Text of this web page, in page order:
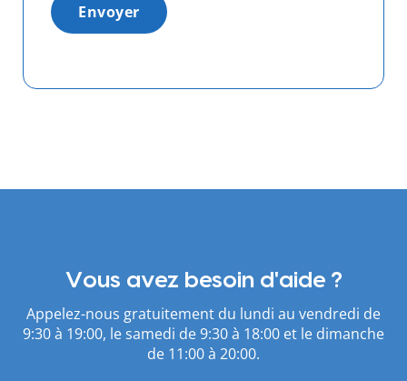
Envoyer
Vous avez besoin d'aide ?
Appelez-nous gratuitement du lundi au vendredi de
9:30 à 19:00, le samedi de 9:30 à 18:00 et le dimanche
de 11:00 à 20:00.